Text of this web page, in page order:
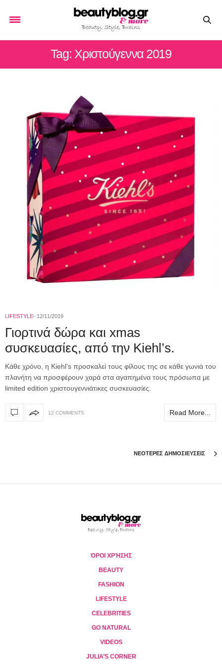
Tag: Χριστούγεννα 2019
LIFESTYLE 12/11/2019
Γιορτινά δώρα και xmas
συσκευασίες, από την Kiehl’s.
Κάθε χρόνο, η Kiehl’s προσκαλεί τους φίλους της σε κάθε γωνιά του
πλανήτη να προσφέρουν χαρά στα αγαπημένα τους πρόσωπα με
limited edition χριστουγεννιάτικες συσκευασίες.
12 COMMENTS Read More...
ΝΕΟΤΕΡΕΣ ΔΗΜΟΣΙΕΥΣΕΙΣ
ΌΡΟΙ ΧΡΉΣΗΣ
BEAUTY
FASHION
LIFESTYLE
CELEBRITIES
GO NATURAL
VIDEOS
JULIA’S CORNER